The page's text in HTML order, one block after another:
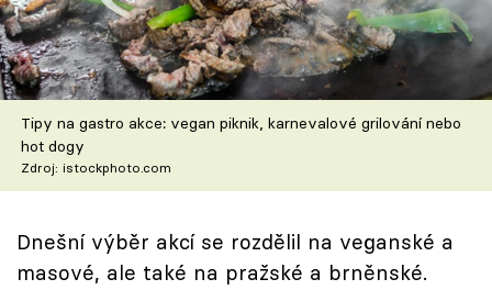
Škola vaření
Recepty z TV
Speciál: Cuketa
Těhotnej kuchař
Sledujte prima+
Tipy na gastro akce: vegan piknik, karnevalové grilování nebo
hot dogy
Zdroj: istockphoto.com
Dnešní výběr akcí se rozdělil na veganské a
masové, ale také na pražské a brněnské.